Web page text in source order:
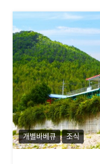
개별바베큐 조식